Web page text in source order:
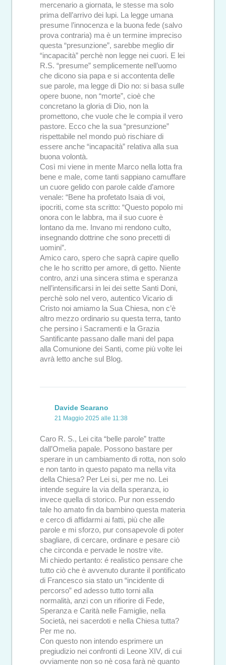
mercenario a giornata, le stesse ma solo
prima dell’arrivo dei lupi. La legge umana
presume l’innocenza e la buona fede (salvo
prova contraria) ma è un termine impreciso
questa “presunzione”, sarebbe meglio dir
“incapacità” perchè non legge nei cuori. E lei
R.S. “presume” semplicemente nell’uomo
che dicono sia papa e si accontenta delle
sue parole, ma legge di Dio no: si basa sulle
opere buone, non “morte”, cioè che
concretano la gloria di Dio, non la
promettono, che vuole che le compia il vero
pastore. Ecco che la sua “presunzione”
rispettabile nel mondo può rischiare di
essere anche “incapacità” relativa alla sua
buona volontà.
Così mi viene in mente Marco nella lotta fra
bene e male, come tanti sappiano camuffare
un cuore gelido con parole calde d’amore
venale: “Bene ha profetato Isaia di voi,
ipocriti, come sta scritto: “Questo popolo mi
onora con le labbra, ma il suo cuore è
lontano da me. Invano mi rendono culto,
insegnando dottrine che sono precetti di
uomini”.
Amico caro, spero che saprà capire quello
che le ho scritto per amore, di getto. Niente
contro, anzi una sincera stima e speranza
nell’intensificarsi in lei dei sette Santi Doni,
perchè solo nel vero, autentico Vicario di
Cristo noi amiamo la Sua Chiesa, non c’è
altro mezzo ordinario su questa terra, tanto
che persino i Sacramenti e la Grazia
Santificante passano dalle mani del papa
alla Comunione dei Santi, come più volte lei
avrà letto anche sul Blog.
Davide Scarano
21 Maggio 2025 alle 11:38
Caro R. S., Lei cita “belle parole” tratte
dall’Omelia papale. Possono bastare per
sperare in un cambiamento di rotta, non solo
e non tanto in questo papato ma nella vita
della Chiesa? Per Lei si, per me no. Lei
intende seguire la via della speranza, io
invece quella di storico. Pur non essendo
tale ho amato fin da bambino questa materia
e cerco di affidarmi ai fatti, più che alle
parole e mi sforzo, pur consapevole di poter
sbagliare, di cercare, ordinare e pesare ciò
che circonda e pervade le nostre vite.
Mi chiedo pertanto: é realistico pensare che
tutto ciò che è avvenuto durante il pontificato
di Francesco sia stato un “incidente di
percorso” ed adesso tutto torni alla
normalità, anzi con un rifiorire di Fede,
Speranza e Carità nelle Famiglie, nella
Società, nei sacerdoti e nella Chiesa tutta?
Per me no.
Con questo non intendo esprimere un
pregiudizio nei confronti di Leone XIV, di cui
ovviamente non so nè cosa farà nè quanto